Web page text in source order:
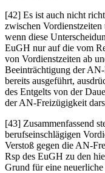
[42] Es ist auch nicht
zwischen
wenn diese
EuGH nur auf die vom
von Vordienstzeiten ab
Beeinträchtigung der
bereits ausgeführt,
des Entgelts von der
der AN-Freizügigkeit
[43] Zusammenfassend
berufseinschlägigen
Verstoß gegen die AN-
Rsp des EuGH zu den
Grund für eine neuerliche